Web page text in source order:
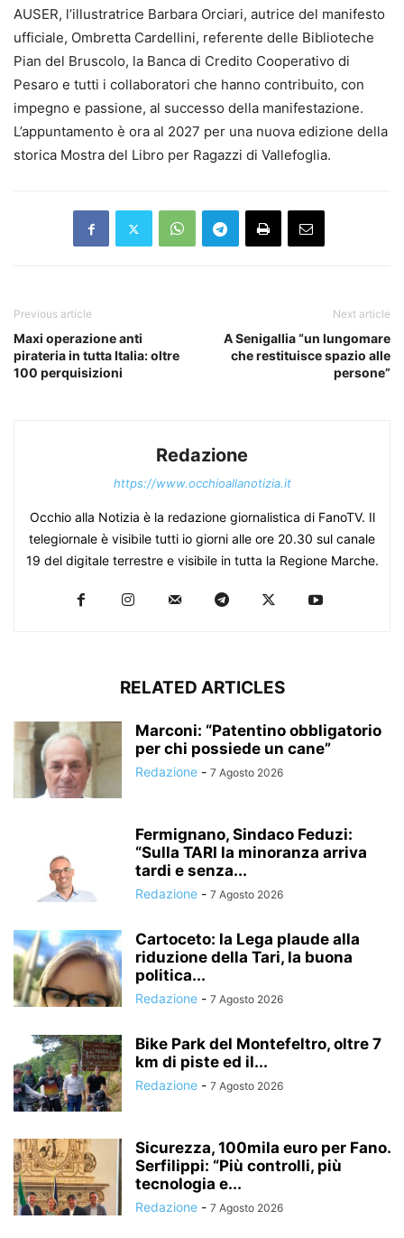
AUSER, l’illustratrice Barbara Orciari, autrice del manifesto
ufficiale, Ombretta Cardellini, referente delle Biblioteche
Pian del Bruscolo, la Banca di Credito Cooperativo di
Pesaro e tutti i collaboratori che hanno contribuito, con
impegno e passione, al successo della manifestazione.
L’appuntamento è ora al 2027 per una nuova edizione della
storica Mostra del Libro per Ragazzi di Vallefoglia.
Previous article
Maxi operazione anti
pirateria in tutta Italia: oltre
100 perquisizioni
Next article
A Senigallia “un lungomare
che restituisce spazio alle
persone”
Redazione
https://www.occhioallanotizia.it
Occhio alla Notizia è la redazione giornalistica di FanoTV. Il
telegiornale è visibile tutti io giorni alle ore 20.30 sul canale
19 del digitale terrestre e visibile in tutta la Regione Marche.
RELATED ARTICLES
Marconi: “Patentino obbligatorio
per chi possiede un cane”
Redazione - 7 Agosto 2026
Fermignano, Sindaco Feduzi:
“Sulla TARI la minoranza arriva
tardi e senza...
Redazione - 7 Agosto 2026
Cartoceto: la Lega plaude alla
riduzione della Tari, la buona
politica...
Redazione - 7 Agosto 2026
Bike Park del Montefeltro, oltre 7
km di piste ed il...
Redazione - 7 Agosto 2026
Sicurezza, 100mila euro per Fano.
Serfilippi: “Più controlli, più
tecnologia e...
Redazione - 7 Agosto 2026